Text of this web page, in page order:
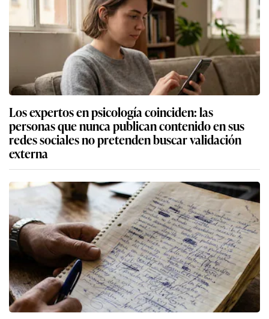
Los expertos en psicología coinciden: las
personas que nunca publican contenido en sus
redes sociales no pretenden buscar validación
externa